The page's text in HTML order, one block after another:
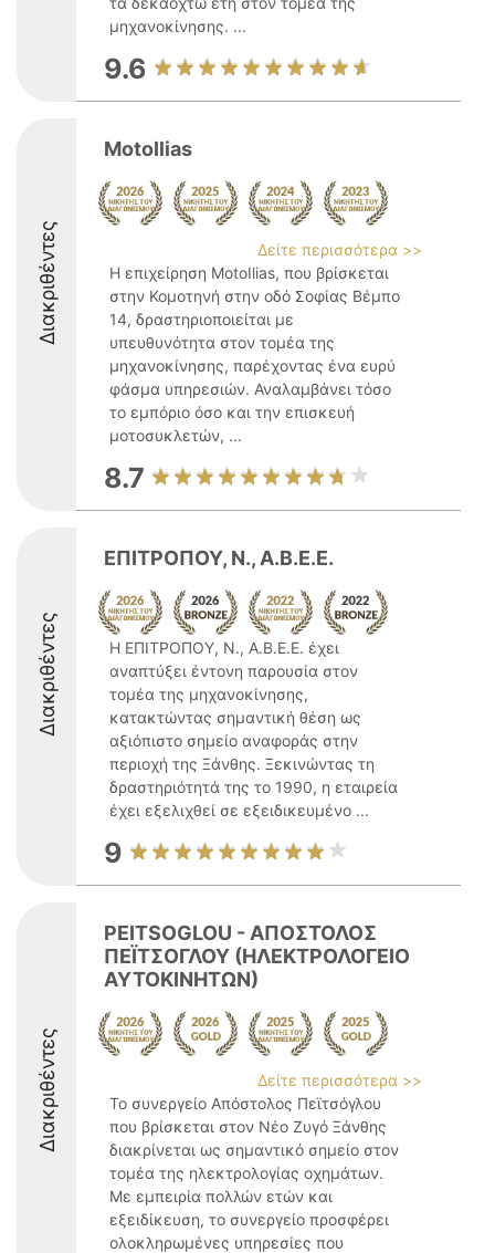
μηχανοκίνησης. ...
9.6
Διακριθέντες
MotoIlias
Δείτε περισσότερα >>
Η επιχείρηση MotoIlias, που βρίσκεται
στην Κομοτηνή στην οδό Σοφίας Βέμπο
14, δραστηριοποιείται με
υπευθυνότητα στον τομέα της
μηχανοκίνησης, παρέχοντας ένα ευρύ
φάσμα υπηρεσιών. Αναλαμβάνει τόσο
το εμπόριο όσο και την επισκευή
μοτοσυκλετών, ...
8.7
Διακριθέντες
ΕΠΙΤΡΟΠΟΥ, Ν., Α.Β.Ε.Ε.
Η ΕΠΙΤΡΟΠΟΥ, Ν., Α.Β.Ε.Ε. έχει
αναπτύξει έντονη παρουσία στον
τομέα της μηχανοκίνησης,
κατακτώντας σημαντική θέση ως
αξιόπιστο σημείο αναφοράς στην
περιοχή της Ξάνθης. Ξεκινώντας τη
δραστηριότητά της το 1990, η εταιρεία
έχει εξελιχθεί σε εξειδικευμένο ...
9
Διακριθέντες
PEITSOGLOU - ΑΠΟΣΤΟΛΟΣ
ΠΕΪΤΣΟΓΛΟΥ (ΗΛΕΚΤΡΟΛΟΓΕΙΟ
ΑΥΤΟΚΙΝΗΤΩΝ)
Δείτε περισσότερα >>
Το συνεργείο Απόστολος Πεϊτσόγλου
που βρίσκεται στον Νέο Ζυγό Ξάνθης
διακρίνεται ως σημαντικό σημείο στον
τομέα της ηλεκτρολογίας οχημάτων.
Με εμπειρία πολλών ετών και
εξειδίκευση, το συνεργείο προσφέρει
ολοκληρωμένες υπηρεσίες που